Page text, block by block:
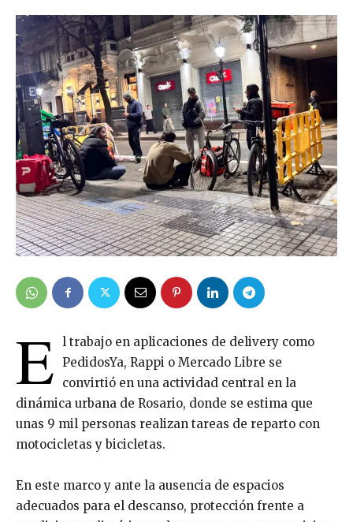
E l trabajo en aplicaciones de delivery como
PedidosYa, Rappi o Mercado Libre se
convirtió en una actividad central en la
dinámica urbana de Rosario, donde se estima que
unas 9 mil personas realizan tareas de reparto con
motocicletas y bicicletas.
En este marco y ante la ausencia de espacios
adecuados para el descanso, protección frente a